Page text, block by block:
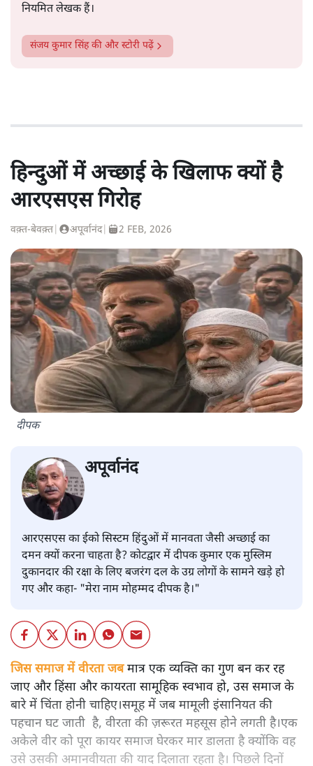
नियमित लेखक हैं।
संजय कुमार सिंहकी और स्टोरी पढ़ें
हिन्दुओं में अच्छाई के खिलाफ क्यों है
आरएसएस गिरोह
वक़्त-बेवक़्त अपूर्वानंद| 2 FEB, 2026
दीपक
अपूर्वानंद
आरएसएस का ईको सिस्टम हिंदुओं में मानवता जैसी अच्छाई का
दमन क्यों करना चाहता है? कोटद्वार में दीपक कुमार एक मुस्लिम
दुकानदार की रक्षा के लिए बजरंग दल के उग्र लोगों के सामने खड़े हो
गए और कहा- "मेरा नाम मोहम्मद दीपक है।"
जिस समाज में वीरता जबमात्र एक व्यक्ति का गुण बन कर रह
जाए और हिंसा और कायरता सामूहिक स्वभाव हो, उस समाज के
बारे में चिंता होनी चाहिए।समूह में जब मामूली इंसानियत की
पहचान घट जाती है, वीरता की ज़रूरत महसूस होने लगती है।एक
अकेले वीर को पूरा कायर समाज घेरकर मार डालता है क्योंकि वह
उसे उसकी अमानवीयता की याद दिलाता रहता है। पिछले दिनों